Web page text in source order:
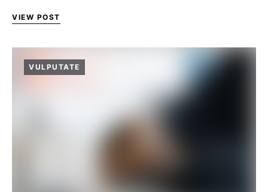
VIEW POST
VULPUTATE